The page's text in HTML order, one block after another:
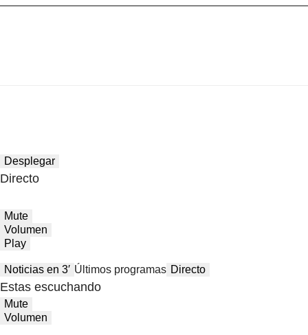
Desplegar
Directo
Mute
Volumen
Play
Noticias en 3′ Últimos programas Directo
Estas escuchando
Mute
Volumen